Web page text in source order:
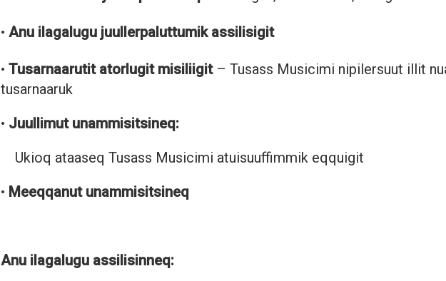
• Anu ilagalugu juullerpaluttumik assilisigit
• Tusarnaarutit atorlugit misiliigit– Tusass Musicimi nipilersuut illit
tusarnaaruk
• Juullimut unammisitsineq:
Ukioq ataaseq Tusass Musicimi atuisuuffimmik eqquigit
• Meeqqanut unammisitsineq
Anu ilagalugu assilisinneq: